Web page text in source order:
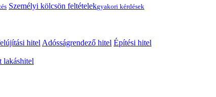
Személyi kölcsön feltételekgyakori kérdések
hitelAdósságrendező hitel Építési hitel
lakáshitel